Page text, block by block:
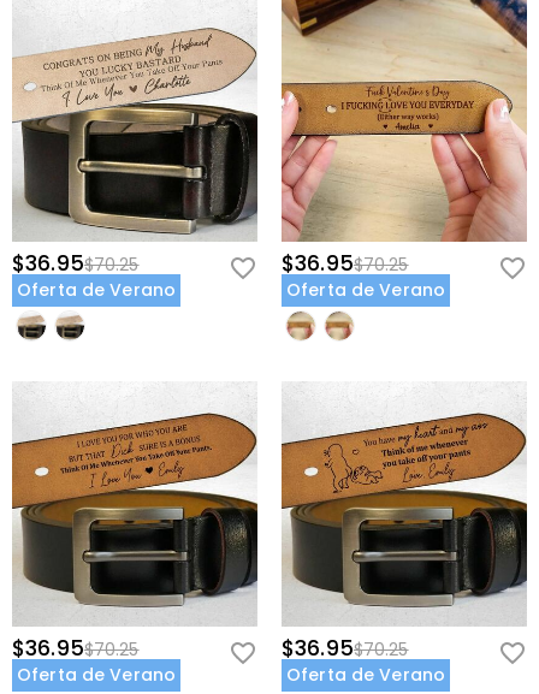
$36.95$70.25
Oferta de Verano
$36.95$70.25
Oferta de Verano
$36.95$70.25
Oferta de Verano
$36.95$70.25
Oferta de Verano